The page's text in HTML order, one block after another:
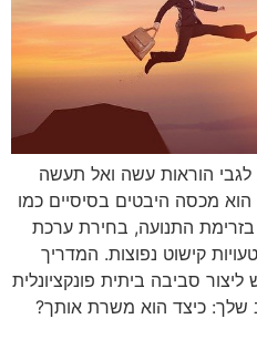
לגבי הוראות עשה ואל תעשה
הוא מכסה היבטים בסיסיים כמו
התנועה, בחירת ערכת
קישוט נפוצות. המדריך
סביבה ביתית פונקציונלית
כיצד הוא משרת אותך?